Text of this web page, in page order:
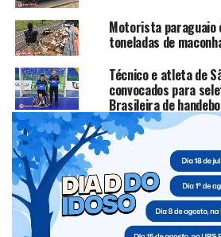
Motorista paraguaio
toneladas de
Técnico e atleta de
convocados para
Brasileira de
RecuperaFoz 2026
desconto em juros e
regularização de
Mostra Cultural e 3ª
Iguaçu de Ginástica
realizadas em São